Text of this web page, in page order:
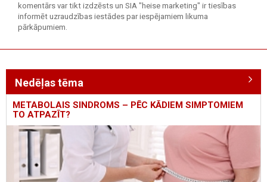
komentārs var tikt izdzēsts un SIA "heise marketing" ir tiesības
informēt uzraudzības iestādes par iespējamiem likuma
pārkāpumiem.
Nedēļas tēma
METABOLAIS SINDROMS – PĒC KĀDIEM SIMPTOMIEM
TO ATPAZĪT?